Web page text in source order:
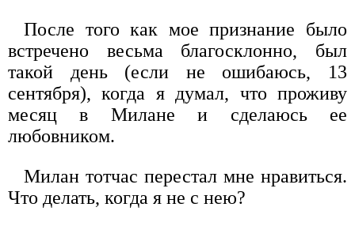
После того как мое признание было
встречено весьма благосклонно, был
такой день (если не ошибаюсь, 13
сентября), когда я думал, что проживу
месяц в Милане и сделаюсь ее
любовником.
Милан тотчас перестал мне нравиться.
Что делать, когда я не с нею?